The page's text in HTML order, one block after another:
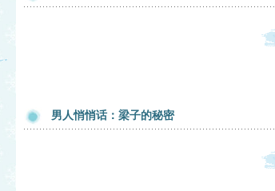
男人悄悄话：梁子的秘密